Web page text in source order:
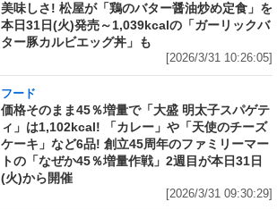
美味しさ! 松屋が「鶏のバター醤油炒め定食」を
本日31日(火)発売～1,039kcalの「ガーリックバ
ター豚カルビエッグ丼」も
[2026/3/31 10:26:05]
フード
価格そのまま45％増量で「大盛 明太子スパゲテ
ィ」は1,102kcal! 「カレー」や「天使のチーズ
ケーキ」など6品! 創立45周年のファミリーマー
トの「なぜか45％増量作戦」2週目が本日31日
(火)から開催
[2026/3/31 09:30:29]